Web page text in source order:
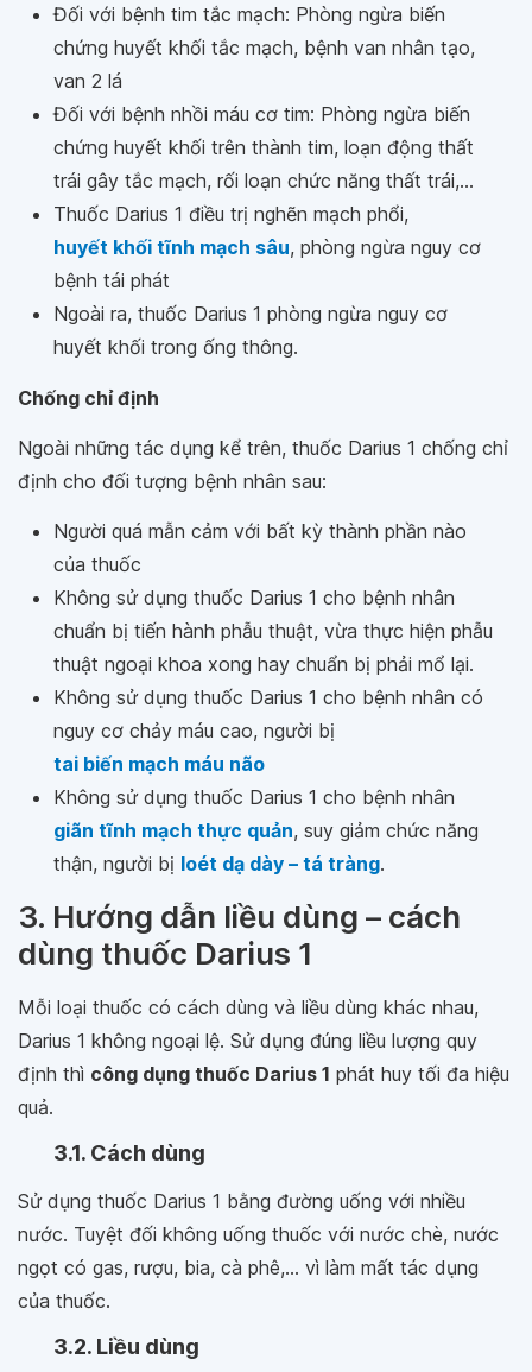
Đối với bệnh tim tắc mạch: Phòng ngừa biến
chứng huyết khối tắc mạch, bệnh van nhân tạo,
van 2 lá
Đối với bệnh nhồi máu cơ tim: Phòng ngừa biến
chứng huyết khối trên thành tim, loạn động thất
trái gây tắc mạch, rối loạn chức năng thất trái,...
Thuốc Darius 1 điều trị nghẽn mạch phổi,
huyết khối tĩnh mạch sâu, phòng ngừa nguy cơ
bệnh tái phát
Ngoài ra, thuốc Darius 1 phòng ngừa nguy cơ
huyết khối trong ống thông.
Chống chỉ định
Ngoài những tác dụng kể trên, thuốc Darius 1 chống chỉ
định cho đối tượng bệnh nhân sau:
Người quá mẫn cảm với bất kỳ thành phần nào
của thuốc
Không sử dụng thuốc Darius 1 cho bệnh nhân
chuẩn bị tiến hành phẫu thuật, vừa thực hiện phẫu
thuật ngoại khoa xong hay chuẩn bị phải mổ lại.
Không sử dụng thuốc Darius 1 cho bệnh nhân có
nguy cơ chảy máu cao, người bị
tai biến mạch máu não
Không sử dụng thuốc Darius 1 cho bệnh nhân
giãn tĩnh mạch thực quản, suy giảm chức năng
thận, người bị loét dạ dày – tá tràng.
3. Hướng dẫn liều dùng – cách
dùng thuốc Darius 1
Mỗi loại thuốc có cách dùng và liều dùng khác nhau,
Darius 1 không ngoại lệ. Sử dụng đúng liều lượng quy
định thì công dụng thuốc Darius 1 phát huy tối đa hiệu
quả.
3.1. Cách dùng
Sử dụng thuốc Darius 1 bằng đường uống với nhiều
nước. Tuyệt đối không uống thuốc với nước chè, nước
ngọt có gas, rượu, bia, cà phê,... vì làm mất tác dụng
của thuốc.
3.2. Liều dùng